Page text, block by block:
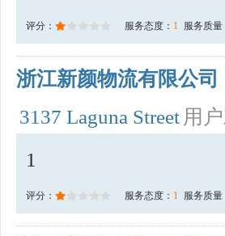
评分： 服务态度： 1 服务质量
浙江新颜物流有限公司
3137 Laguna Street 用
1
评分： 服务态度： 1 服务质量